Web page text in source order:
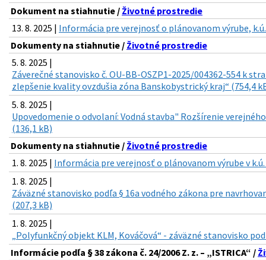
Dokument na stiahnutie / Životné prostredie
13. 8. 2025 | Informácia pre verejnosť o plánovanom výrube,
Dokumenty na stiahnutie / Životné prostredie
5. 8. 2025 |
Záverečné stanovisko č. OU-BB-OSZP1-2025/004362-554 k
zlepšenie kvality ovzdušia zóna Banskobystrický kraj“ (754,4
5. 8. 2025 |
Upovedomenie o odvolaní: Vodná stavba" Rozšírenie
(136,1 kB)
Dokumenty na stiahnutie / Životné prostredie
1. 8. 2025 | Informácia pre verejnosť o plánovanom výrube v
1. 8. 2025 |
Záväzné stanovisko podľa § 16a vodného zákona pre
(207,3 kB)
1. 8. 2025 |
„Polyfunkčný objekt KLM, Kováčová“ - záväzné stanovisko
Informácie podľa § 38 zákona č. 24/2006 Z. z. – „ISTRICA“ /